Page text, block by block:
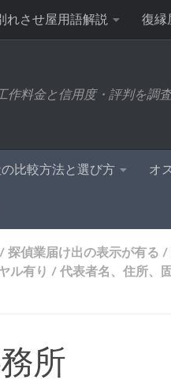
れさせ屋用語解説 復縁
縁工作業者の見分け方・法
料金と信用度・評判を調査
比較方法と選び方 オ
/ 探偵業届け出の表示が有る /
ル有り / 代表者名、住所、
所